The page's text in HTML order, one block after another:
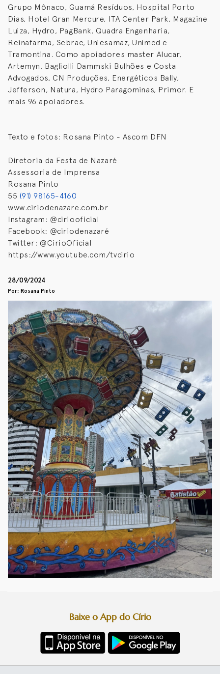
Grupo Mônaco, Guamá Resíduos, Hospital Porto
Dias, Hotel Gran Mercure, ITA Center Park, Magazine
Luiza, Hydro, PagBank, Quadra Engenharia,
Reinafarma, Sebrae, Uniesamaz, Unimed e
Tramontina. Como apoiadores master Alucar,
Artemyn, Bagliolli Dammski Bulhões e Costa
Advogados, CN Produções, Energéticos Bally,
Jefferson, Natura, Hydro Paragominas, Primor. E
mais 96 apoiadores.
Texto e fotos: Rosana Pinto - Ascom DFN
Diretoria da Festa de Nazaré
Assessoria de Imprensa
Rosana Pinto
55 (91) 98165-4160
www.ciriodenazare.com.br
Instagram: @ciriooficial
Facebook: @ciriodenazaré
Twitter: @CirioOficial
https://www.youtube.com/tvcirio
28/09/2024
Por: Rosana Pinto
Baixe o App do Círio